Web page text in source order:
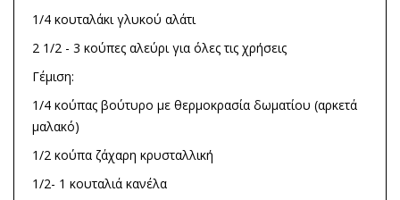
1/4 κουταλάκι γλυκού αλάτι
2 1/2 - 3 κούπες αλεύρι για όλες τις χρήσεις
Γέμιση:
1/4 κούπας βούτυρο με θερμοκρασία δωματίου (αρκετά
μαλακό)
1/2 κούπα ζάχαρη κρυσταλλική
1/2- 1 κουταλιά κανέλα